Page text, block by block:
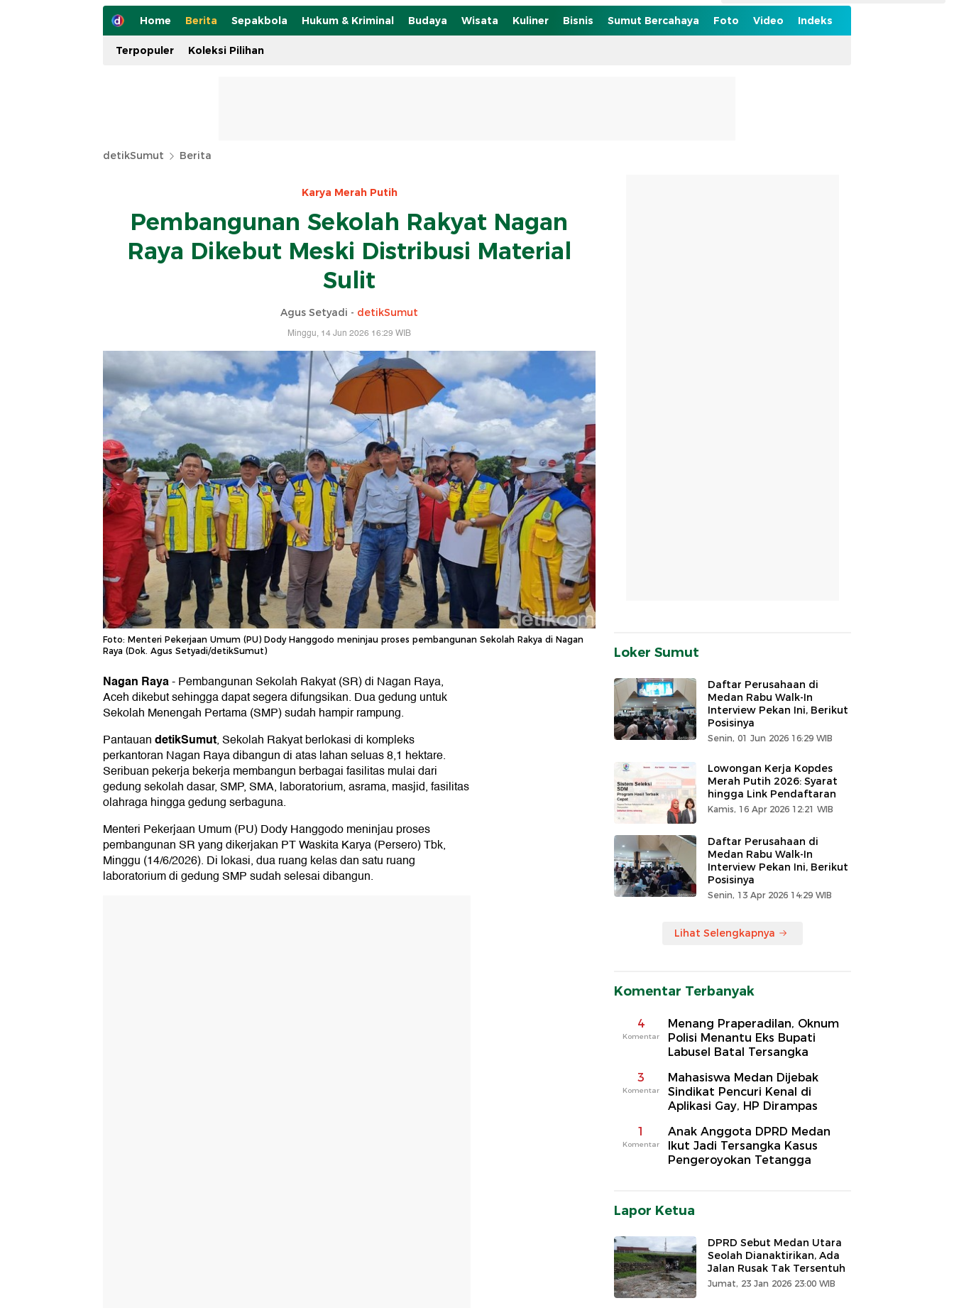
Home Berita Sepakbola Hukum & Kriminal Budaya Wisata Kuliner Bisnis Sumut Bercahaya Foto Video Indeks
Terpopuler Koleksi Pilihan
detikSumut Berita
Karya Merah Putih
Pembangunan Sekolah Rakyat Nagan
Raya Dikebut Meski Distribusi Material
Sulit
Agus Setyadi - detikSumut
Minggu, 14 Jun 2026 16:29 WIB
Foto: Menteri Pekerjaan Umum (PU) Dody Hanggodo meninjau proses pembangunan Sekolah Rakya di Nagan
Raya (Dok. Agus Setyadi/detikSumut)
Nagan Raya-Pembangunan Sekolah Rakyat (SR) di Nagan Raya,
Aceh dikebut sehingga dapat segera difungsikan. Dua gedung untuk
Sekolah Menengah Pertama (SMP) sudah hampir rampung.
PantauandetikSumut, Sekolah Rakyat berlokasi di kompleks
perkantoran Nagan Raya dibangun di atas lahan seluas 8,1 hektare.
Seribuan pekerja bekerja membangun berbagai fasilitas mulai dari
gedung sekolah dasar, SMP, SMA, laboratorium, asrama, masjid, fasilitas
olahraga hingga gedung serbaguna.
Menteri Pekerjaan Umum (PU) Dody Hanggodo meninjau proses
pembangunan SR yang dikerjakan PT Waskita Karya (Persero) Tbk,
Minggu (14/6/2026). Di lokasi, dua ruang kelas dan satu ruang
laboratorium di gedung SMP sudah selesai dibangun.
Loker Sumut
Daftar Perusahaan di
Medan Rabu Walk-In
Interview Pekan Ini, Berikut
Posisinya
Senin, 01 Jun 2026 16:29 WIB
Lowongan Kerja Kopdes
Merah Putih 2026: Syarat
hingga Link Pendaftaran
Kamis, 16 Apr 2026 12:21 WIB
Daftar Perusahaan di
Medan Rabu Walk-In
Interview Pekan Ini, Berikut
Posisinya
Senin, 13 Apr 2026 14:29 WIB
Lihat Selengkapnya
Komentar Terbanyak
4
Komentar
Menang Praperadilan, Oknum
Polisi Menantu Eks Bupati
Labusel Batal Tersangka
3
Komentar
Mahasiswa Medan Dijebak
Sindikat Pencuri Kenal di
Aplikasi Gay, HP Dirampas
1
Komentar
Anak Anggota DPRD Medan
Ikut Jadi Tersangka Kasus
Pengeroyokan Tetangga
Lapor Ketua
DPRD Sebut Medan Utara
Seolah Dianaktirikan, Ada
Jalan Rusak Tak Tersentuh
Jumat, 23 Jan 2026 23:00 WIB